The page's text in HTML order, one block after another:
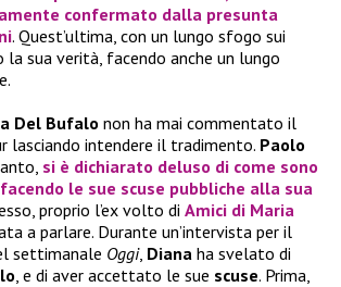
confermato dalla presunta
. Quest’ultima, con un lungo sfogo sui
la sua verità, facendo anche un lungo
Del Bufalo non ha mai commentato il
lasciando intendere il tradimento. Paolo
si è dichiarato deluso di come sono
le sue scuse pubbliche alla sua
proprio l’ex volto di Amici di Maria
a parlare. Durante un’intervista per il
settimanale Oggi, Diana ha svelato di
, e di aver accettato le sue scuse. Prima,